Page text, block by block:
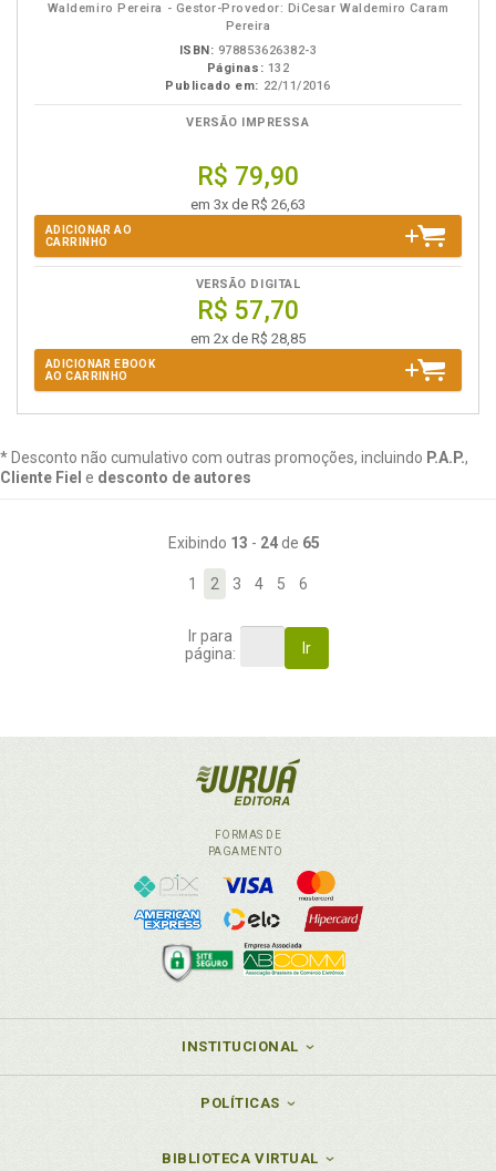
Waldemiro Pereira - Gestor-Provedor: DiCesar Waldemiro Caram
Pereira
ISBN: 978853626382-3
Páginas: 132
Publicado em: 22/11/2016
VERSÃO IMPRESSA
R$ 79,90
em 3x de R$ 26,63
ADICIONAR AO
CARRINHO
VERSÃO DIGITAL
R$ 57,70
em 2x de R$ 28,85
ADICIONAR EBOOK
AO CARRINHO
* Desconto não cumulativo com outras promoções, incluindo P.A.P.,
Cliente Fiel e desconto de autores
Exibindo 13 - 24de 65
1 2 3 4 5 6
Ir para
página:
Ir
FORMAS DE
PAGAMENTO
INSTITUCIONAL
POLÍTICAS
BIBLIOTECA VIRTUAL